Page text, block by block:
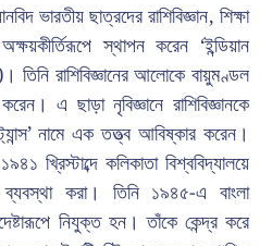
ভারতীয় ছাত্রদের রাশিবিজ্ঞান, শিক্ষা
স্থাপন করেন ‘ইন্ডিয়ান
তিনি রাশিবিজ্ঞানের আলোকে বায়ুমণ্ডল
এ ছাড়া নৃবিজ্ঞানে রাশিবিজ্ঞানকে
নামে এক তত্ত্ব আবিষ্কার করেন।
খ্রিস্টাব্দে কলিকাতা বিশ্ববিদ্যালয়ে
ব্যবস্থা করা। তিনি ১৯৪৫-এ বাংলা
নিযুক্ত হন। তাঁকে কেন্দ্র করে